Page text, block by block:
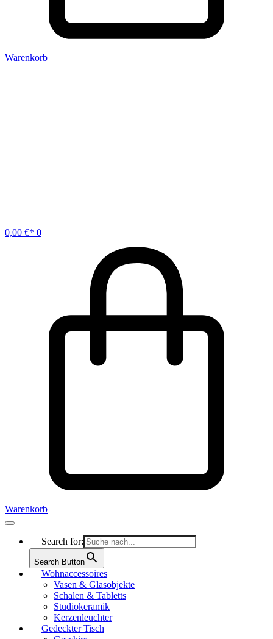
Warenkorb
0,00 € 0
Warenkorb
Search for:
Search Button
Wohnaccessoires
Vasen & Glasobjekte
Schalen & Tabletts
Studiokeramik
Kerzenleuchter
Gedeckter Tisch